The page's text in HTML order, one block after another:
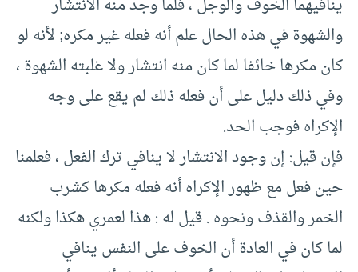
ينافيهما الخوف والوجل ، فلما وجد منه الانتشار
والشهوة في هذه الحال علم أنه فعله غير مكره; لأنه لو
كان مكرها خائفا لما كان منه انتشار ولا غلبته الشهوة ،
وفي ذلك دليل على أن فعله ذلك لم يقع على وجه
الإكراه فوجب الحد.
فإن قيل: إن وجود الانتشار لا ينافي ترك الفعل ، فعلمنا
حين فعل مع ظهور الإكراه أنه فعله مكرها كشرب
الخمر والقذف ونحوه . قيل له : هذا لعمري هكذا ولكنه
لما كان في العادة أن الخوف على النفس ينافي